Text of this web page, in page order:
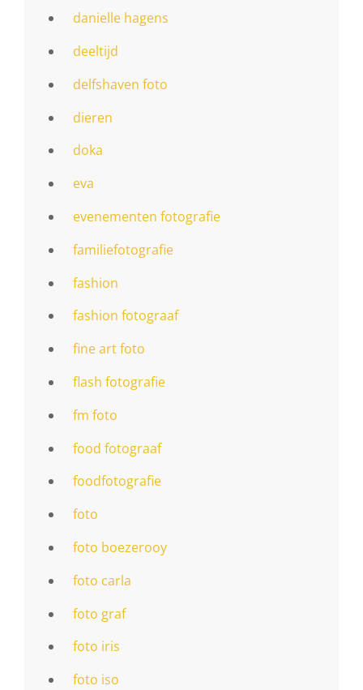
danielle hagens
deeltijd
delfshaven foto
dieren
doka
eva
evenementen fotografie
familiefotografie
fashion
fashion fotograaf
fine art foto
flash fotografie
fm foto
food fotograaf
foodfotografie
foto
foto boezerooy
foto carla
foto graf
foto iris
foto iso